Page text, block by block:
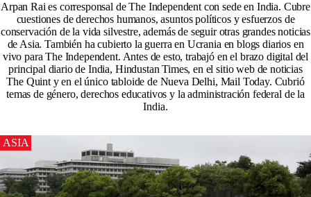
Arpan Rai es corresponsal de The Independent con sede en India. Cubre
cuestiones de derechos humanos, asuntos políticos y esfuerzos de
conservación de la vida silvestre, además de seguir otras grandes noticias
de Asia. También ha cubierto la guerra en Ucrania en blogs diarios en
vivo para The Independent. Antes de esto, trabajó en el brazo digital del
principal diario de India, Hindustan Times, en el sitio web de noticias
The Quint y en el único tabloide de Nueva Delhi, Mail Today. Cubrió
temas de género, derechos educativos y la administración federal de la
India.
ASIA